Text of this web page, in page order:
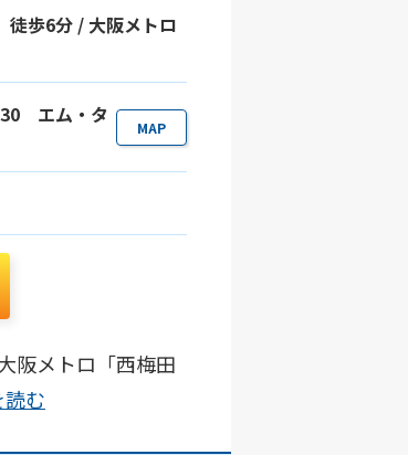
徒歩6分 / 大阪メトロ
30 エム・タ
MAP
阪メトロ「西梅田
読む